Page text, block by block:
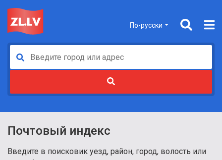
По-русски
Почтовый индекс
Введите в поисковик уезд, район, город, волость или